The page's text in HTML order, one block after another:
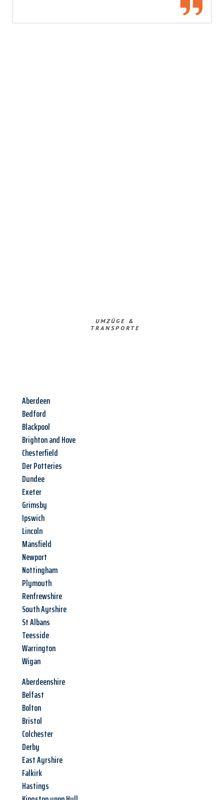
UMZÜGE &
TRANSPORTE
Aberdeen
Bedford
Blackpool
Brighton and Hove
Chesterfield
Der Potteries
Dundee
Exeter
Grimsby
Ipswich
Lincoln
Mansfield
Newport
Nottingham
Plymouth
Renfrewshire
South Ayrshire
St Albans
Teesside
Warrington
Wigan
Aberdeenshire
Belfast
Bolton
Bristol
Colchester
Derby
East Ayrshire
Falkirk
Hastings